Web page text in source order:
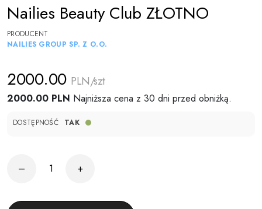
Nailies Beauty Club ZŁOTNO
PRODUCENT
NAILIES GROUP SP. Z O.O.
2000.00 PLN/szt
2000.00 PLN Najniższa cena z 30 dni przed obniżką.
DOSTĘPNOŚĆ TAK
– +